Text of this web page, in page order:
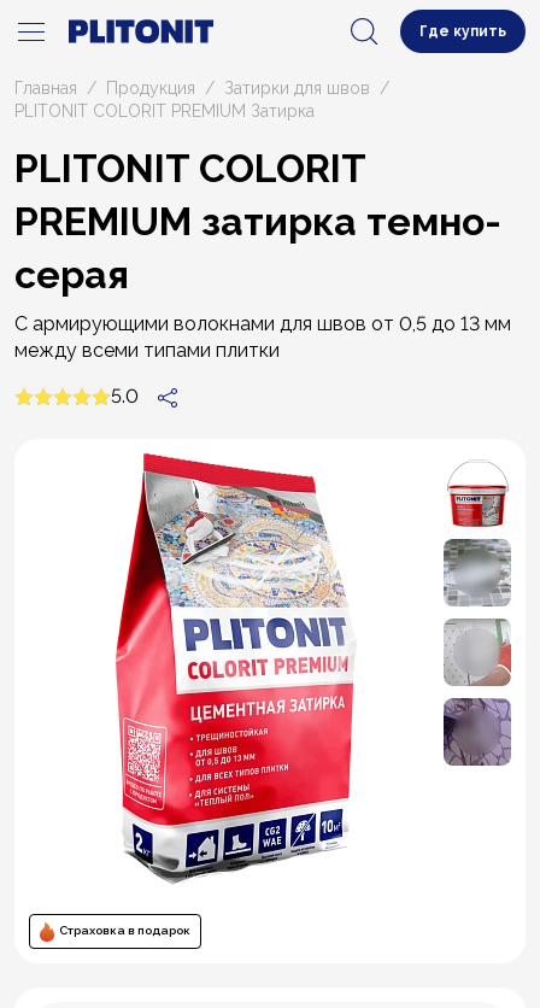
Где купить
Главная Продукция
Затирки для швов
PLITONIT СOLORIT PREMIUM Затирка
PLITONIT СOLORIT
PREMIUM затирка темно-
серая
С армирующими волокнами для швов от 0,5 до 13 мм
между всеми типами плитки
5.0
Страховка в подарок